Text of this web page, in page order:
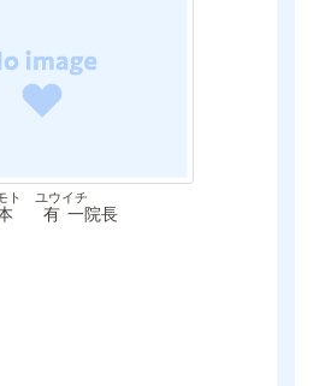
有一
ト ユウイチ
院長